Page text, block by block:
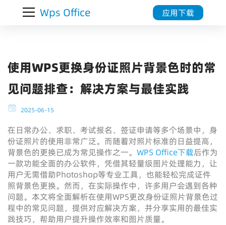
Wps Office 应用下载
使用WPS更换身份证照片背景色时的常
见问题排查：解决方案与最佳实践
2025-06-15
在日常办公、求职、考试报名、签证申请等多个场景中，身
份证照片的使用非常广泛。而随着对照片标准的日益提高，
背景色的更换已成为常见操作之一。 WPS Office下载后作为
一款功能全面的办公软件，凭借其轻量级图片处理能力，让
用户无需借助Photoshop等专业工具，也能轻松完成证件
照背景色更换。然而，在实际操作中，许多用户会遇到各种
问题。本文将全面解析在使用WPS更改身份证照片背景色过
程中的常见问题，提供对应解决方案，并分享实用的最佳实
践技巧，帮助用户提升操作效率和图片质量。